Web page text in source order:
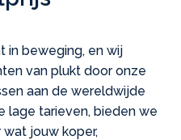
in beweging, en wij
van plukt door onze
aan de wereldwijde
lage tarieven, bieden we
jouw koper,